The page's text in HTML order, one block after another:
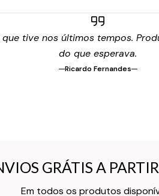
tive nos últimos tempos.
do que esperava.
Ricardo Fernandes
GRÁTIS A
Em todos os produtos
GRÁTIS A
Texto do Verso do Cartão de